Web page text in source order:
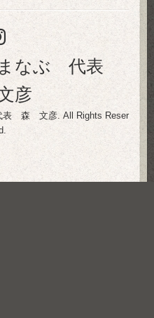
まなぶ 代表
彦
表 森 文彦. All Rights Reser